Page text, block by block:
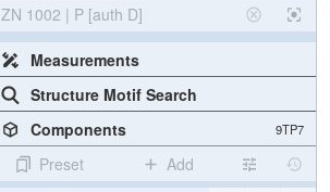
ZN 1002 | P [auth D]
Measurements
Structure Motif Search
Components
9TP7
Preset
Add